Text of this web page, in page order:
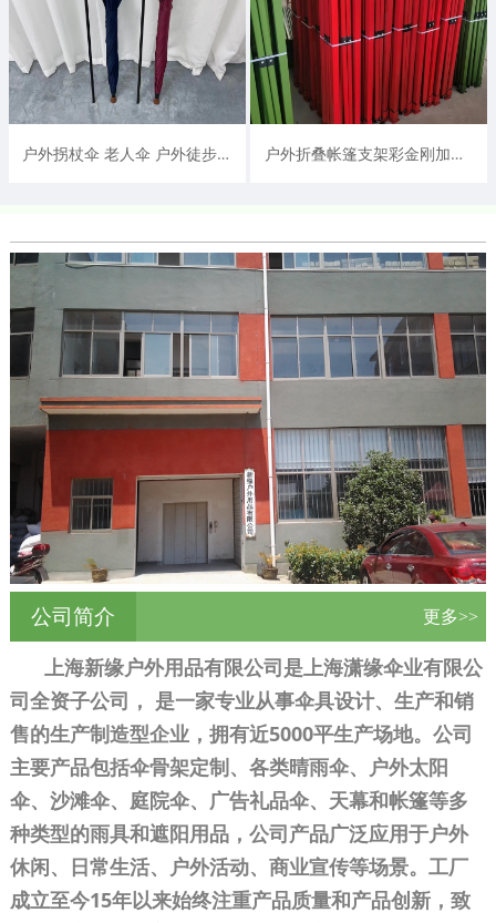
户外拐杖伞 老人伞 户外徒步登山辅助伞 户外折叠帐篷支架彩金刚加粗支架抗风加强
公司简介 更多>>
上海新缘户外用品有限公司是上海潇缘伞业有限公
司全资子公司， 是一家专业从事伞具设计、生产和销
售的生产制造型企业，拥有近5000平生产场地。公司
主要产品包括伞骨架定制、各类晴雨伞、户外太阳
伞、沙滩伞、庭院伞、广告礼品伞、天幕和帐篷等多
种类型的雨具和遮阳用品，公司产品广泛应用于户外
休闲、日常生活、户外活动、商业宣传等场景。工厂
成立至今15年以来始终注重产品质量和产品创新，致